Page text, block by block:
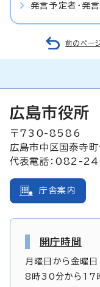
発言予定者・発
前のペー
広島市役所
〒730-8586
広島市中区国泰寺
代表電話：082-
庁舎案内
開庁時間
月曜日から金曜日
8時30分から17